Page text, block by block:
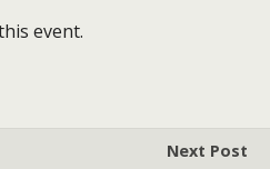
event.
Next Post